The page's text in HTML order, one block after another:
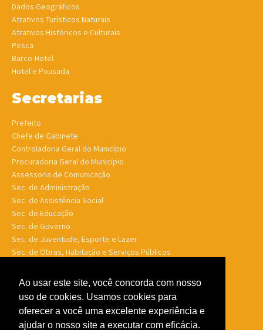
Dados Geográficos
Atrativos Turísticos Naturais
Atrativos Históricos e Culturais
Pesca
Barco-Hotel
Hotel e Pousada
Secretarias
Prefeito
Chefe de Gabinete
Controladoria Geral do Município
Procuradoria Geral do Município
Assessoria de Comunicação
Sec. de Administração
Sec. de Assistência Social
Sec. de Educação
Sec. de Governo
Sec. de Juventude, Esporte e Lazer
Sec. de Obras, Habitação e Serviços Públicos
Sec. de Saúde
Sec. de Turismo
Sec. de Meio Ambiente, Desenv. Agrário, Aquicultura e Pesca
Ao usar este site, você concorda com nosso
uso de cookies. Usamos cookies para
oferecer a você uma excelente experiência e
ajudar o nosso site a executar com eficácia.